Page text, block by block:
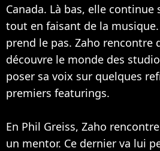
Canada. Là bas, elle continue
tout en faisant de la
prend le pas. Zaho rencontre
découvre le monde des
poser sa voix sur quelques
premiers featurings.
En Phil Greiss, Zaho
un mentor. Ce dernier va lui